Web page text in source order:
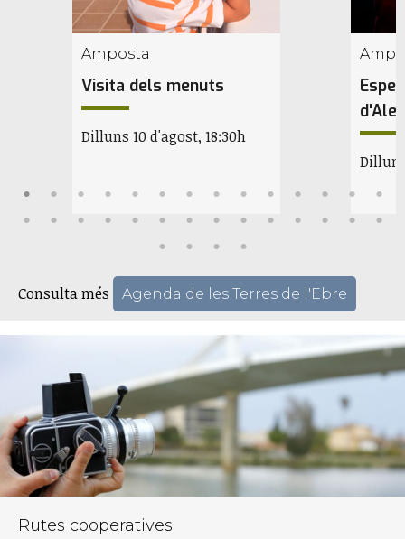
Amposta
Visita dels menuts
Dilluns 10 d'agost, 18:30h
Consulta més Agenda de les Terres de l'Ebre
Rutes cooperatives